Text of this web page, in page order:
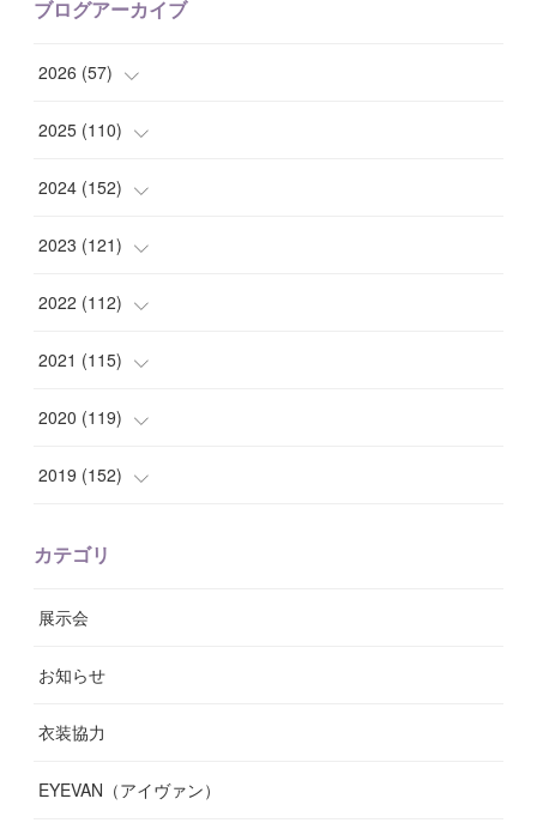
ブログアーカイブ
2026 (57)
( 1)
(10)
(9)
( 7)
( 8 )
2025 (110)
(10)
(7)
( 8)
( 7 )
( 10)
9
(14
(8
(9
2024 (152)
(14)
( 15)
( 11)
( 10)
( 11)
(14
(19
(12)
2023 (121)
( 12)
( 8)
( 8)
( 6)
(12
(10
(17)
2022 (112)
( 10)
( 7)
(8)
(9
(7
(7
2021 (115)
( 14)
(13)
(3
( 7
(13)
2020 (119)
(7)
(
( 5
2019 (152)
カテゴリ
展示会
お知らせ
衣装協力
EYEVAN（アイヴァン）